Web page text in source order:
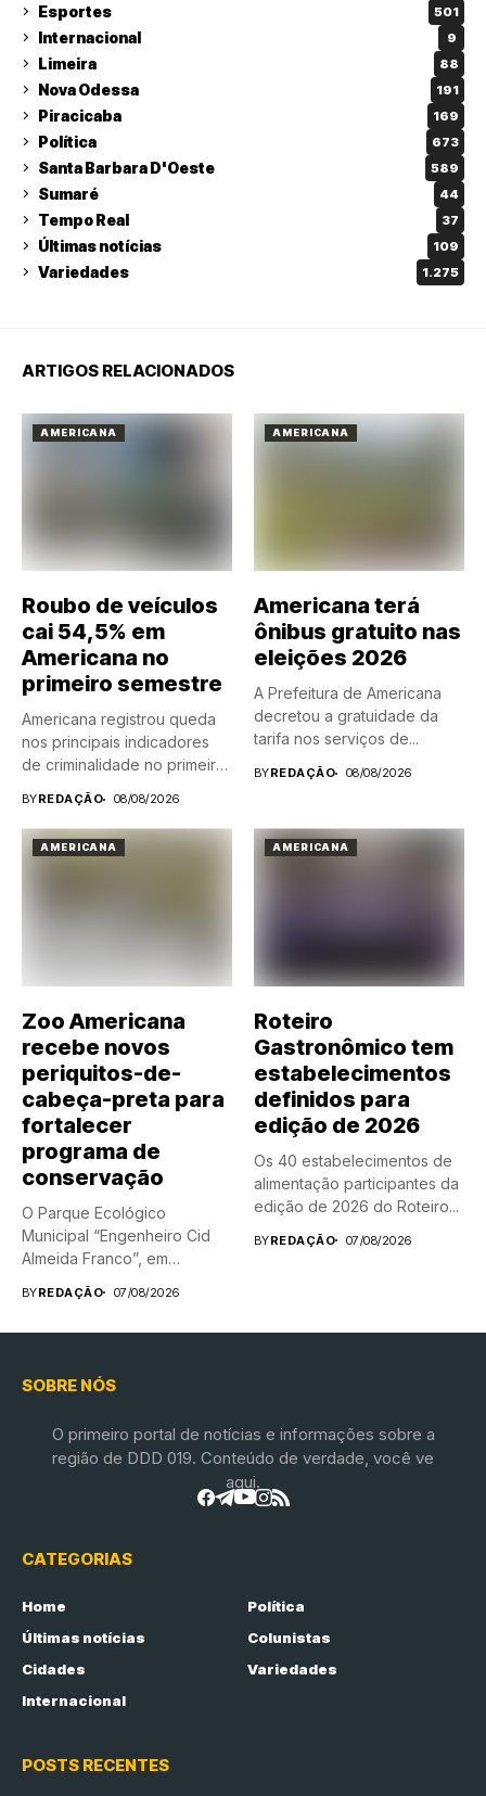
Esportes 501
Internacional 9
Limeira 88
Nova Odessa 191
Piracicaba 169
Política 673
Santa Barbara D'Oeste 589
Sumaré 44
Tempo Real 37
Últimas notícias 109
Variedades 1.275
ARTIGOS RELACIONADOS
AMERICANA
Roubo de veículos
cai 54,5% em
Americana no
primeiro semestre
Americana registrou queda
nos principais indicadores
de criminalidade no primeiro
semestre de...
BYREDAÇÃO 08/08/2026
AMERICANA
Americana terá
ônibus gratuito nas
eleições 2026
A Prefeitura de Americana
decretou a gratuidade da
tarifa nos serviços de...
BYREDAÇÃO 08/08/2026
AMERICANA
Zoo Americana
recebe novos
periquitos-de-
cabeça-preta para
fortalecer
programa de
conservação
O Parque Ecológico
Municipal “Engenheiro Cid
Almeida Franco”, em
BYREDAÇÃO 07/08/2026
AMERICANA
Roteiro
Gastronômico tem
estabelecimentos
definidos para
edição de 2026
Os 40 estabelecimentos de
alimentação participantes da
edição de 2026 do Roteiro...
BYREDAÇÃO 07/08/2026
SOBRE NÓS
O primeiro portal de notícias e informações sobre a
região de DDD 019. Conteúdo de verdade, você ve
aqui.
CATEGORIAS
Home
Política
Últimas notícias
Colunistas
Cidades
Variedades
Internacional
POSTS RECENTES